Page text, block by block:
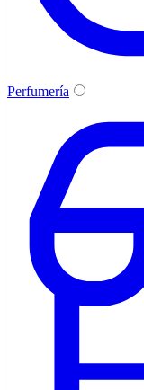
Perfumería